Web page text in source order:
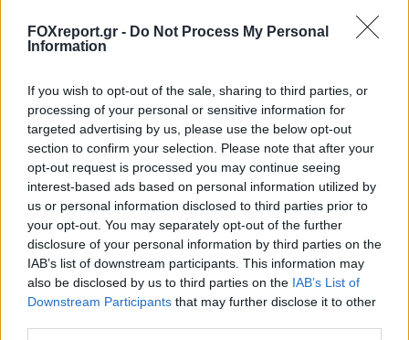
FOXreport.gr - Do Not Process My Personal
Information
If you wish to opt-out of the sale, sharing to third parties, or
processing of your personal or sensitive information for
targeted advertising by us, please use the below opt-out
section to confirm your selection. Please note that after your
opt-out request is processed you may continue seeing
interest-based ads based on personal information utilized by
us or personal information disclosed to third parties prior to
your opt-out. You may separately opt-out of the further
disclosure of your personal information by third parties on the
IAB’s list of downstream participants. This information may
also be disclosed by us to third parties on the IAB’s List of
Downstream Participants that may further disclose it to other
Νέα όρια στην αναζήτηση της σκοτεινής
ύλης από το XENONnT
ΔΙΆΣΤΗΜΑ 09:00, 10/08/2026